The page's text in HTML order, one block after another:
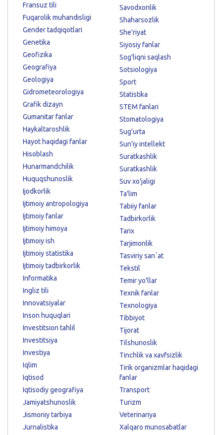
Fransuz tili
Fuqarolik muhandisligi
Gender tadqiqotlari
Genetika
Geofizika
Geografiya
Geologiya
Gidrometeorologiya
Grafik dizayn
Gumanitar fanlar
Haykaltaroshlik
Hayot haqidagi fanlar
Hisoblash
Hunarmandchilik
Huquqshunoslik
Ijodkorlik
Ijtimoiy antropologiya
Ijtimoiy fanlar
Ijtimoiy himoya
Ijtimoiy ish
Ijtimoiy statistika
Ijtimoiy tadbirkorlik
Informatika
Ingliz tili
Innovatsiyalar
Inson huquqlari
Investitsion tahlil
Investitsiya
Investiya
Iqlim
Iqtisod
Iqtisodiy geografiya
Jamiyatshunoslik
Jismoniy tarbiya
Jurnalistika
Savodxonlik
Shaharsozlik
She'riyat
Siyosiy fanlar
Sog'liqni saqlash
Sotsiologiya
Sport
Statistika
STEM fanlari
Stomatologiya
Sug'urta
Sun'iy intellekt
Suratkashlik
Suratkashlik
Suv xo'jaligi
Ta'lim
Tabiiy fanlar
Tadbirkorlik
Tarix
Tarjimonlik
Tasviriy sanʼat
Tekstil
Temir yo'llar
Texnik fanlar
Texnologiya
Tibbiyot
Tijorat
Tilshunoslik
Tinchlik va xavfsizlik
Tirik organizmlar haqidagi
fanlar
Transport
Turizm
Veterinariya
Xalqaro munosabatlar